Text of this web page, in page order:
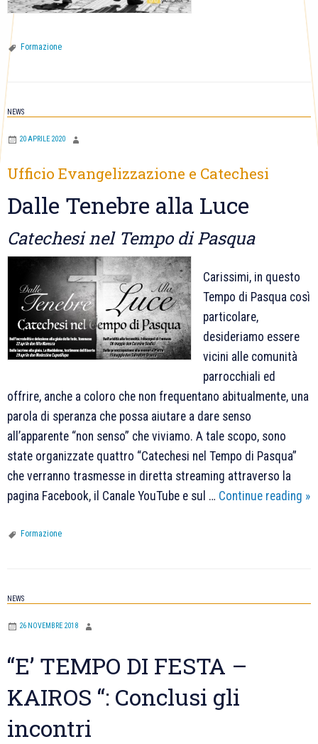
Formazione
NEWS
20 APRILE 2020
Ufficio Evangelizzazione e Catechesi
Dalle Tenebre alla Luce
Catechesi nel Tempo di Pasqua
Carissimi, in questo
Tempo di Pasqua così
particolare,
desideriamo essere
vicini alle comunità
parrocchiali ed
offrire, anche a coloro che non frequentano abitualmente, una
parola di speranza che possa aiutare a dare senso
all’apparente “non senso” che viviamo. A tale scopo, sono
state organizzate quattro “Catechesi nel Tempo di Pasqua”
che verranno trasmesse in diretta streaming attraverso la
pagina Facebook, il Canale YouTube e sul … Continue reading »
Formazione
NEWS
26 NOVEMBRE 2018
“E’ TEMPO DI FESTA –
KAIROS “: Conclusi gli
incontri